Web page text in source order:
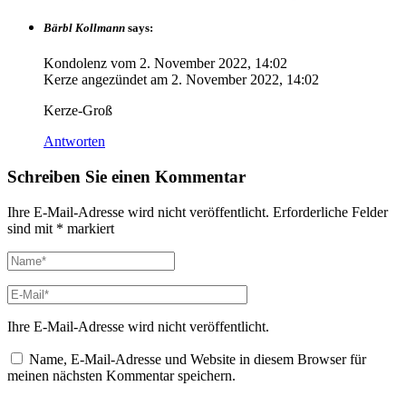
Bärbl Kollmann says:
Kondolenz vom 2. November 2022, 14:02
Kerze angezündet am 2. November 2022, 14:02
Kerze-Groß
Antworten
Schreiben Sie einen Kommentar
Ihre E-Mail-Adresse wird nicht veröffentlicht. Erforderliche Felder
sind mit * markiert
Ihre E-Mail-Adresse wird nicht veröffentlicht.
Name, E-Mail-Adresse und Website in diesem Browser für
meinen nächsten Kommentar speichern.